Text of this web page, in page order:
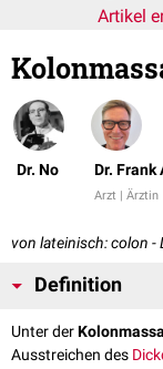
Artikel
Dr. No Dr. Frank
Arzt | Ärztin
von lateinisch: colon -
Definition
Unter der
Ausstreichen des